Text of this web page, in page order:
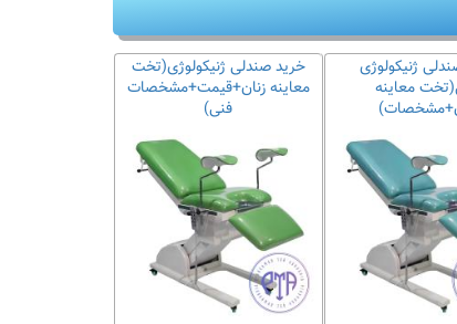
خرید صندلی ژنیکولوژی(تخت
معاینه زنان+قیمت+مشخصات
فنی)
ژنیکولوژی
معاینه